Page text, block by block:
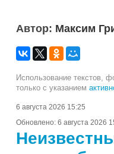
Автор: Максим
Использование текстов,
только с указанием
6 августа 2026 15:25
Обновлено: 6 августа 2026